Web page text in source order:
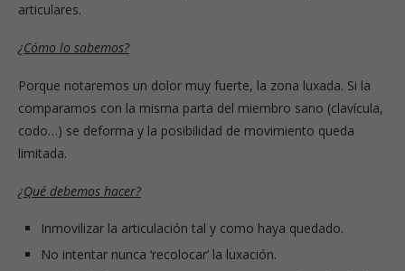
articulares.
¿Cómo lo sabemos?
Porque notaremos un dolor muy fuerte, la zona luxada. Si la
comparamos con la misma parta del miembro sano (clavícula,
codo…) se deforma y la posibilidad de movimiento queda
limitada.
¿Qué debemos hacer?
Inmovilizar la articulación tal y como haya quedado.
No intentar nunca ‘recolocar’ la luxación.